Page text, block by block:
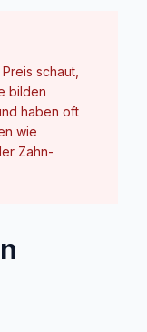
schaut,
bilden
haben oft
wie
Zahn-